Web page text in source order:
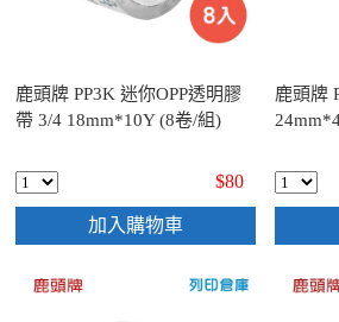
鹿頭牌 PP3K 迷你OPP透明膠
帶 3/4 18mm*10Y (8卷/組)
$80
加入購物車
鹿頭牌